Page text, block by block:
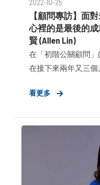
青睞。
2022-10-25
【顧問專訪】面
心裡的是最後的
賢 (Allen Lin)
在「初階公關顧問
在接下來兩年又三個
理、帶兵打仗的團隊
也以後起之秀之勢
次的專訪中，我們
如何思考，如何改變
看更多